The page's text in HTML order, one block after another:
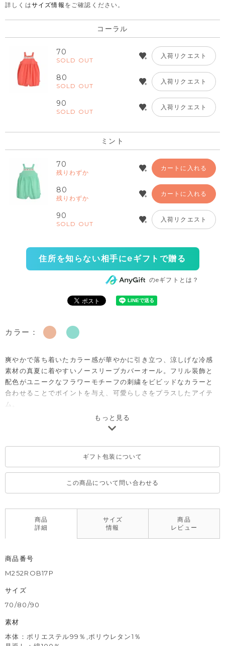
詳しくはサイズ情報 をご確認ください。
コーラル
70
SOLD OUT
入荷リクエスト
80
SOLD OUT
入荷リクエスト
90
SOLD OUT
入荷リクエスト
ミント
70
残りわずか
カートに入れる
80
残りわずか
カートに入れる
90
SOLD OUT
入荷リクエスト
住所を知らない相手にeギフトで贈る
のeギフトとは？
カラー：
爽やかで落ち着いたカラー感が華やかに引き立つ、涼しげな冷感
素材の真夏に着やすいノースリーブカバーオール。フリル装飾と
配色がユニークなフラワーモチーフの刺繍をビビッドなカラーと
合わせることでポイントを与え、可愛らしさをプラスしたアイテ
ム。
同じシリーズのセットアップ(M252STB28P)と姉妹ルックとして
もっと見る
ギフト包装について
この商品について問い合わせる
商品
詳細
サイズ
情報
商品
レビュー
商品番号
M252ROB17P
サイズ
70/80/90
素材
本体：ポリエステル99％,ポリウレタン1％